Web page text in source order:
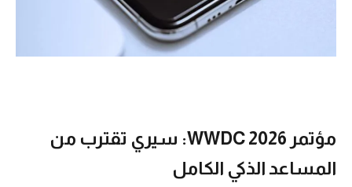
مؤتمر WWDC 2026: سيري تقترب من
المساعد الذكي الكامل